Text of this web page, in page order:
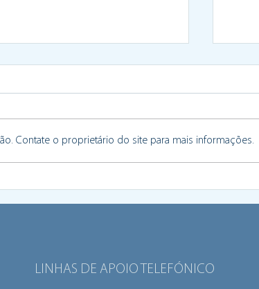
Contate o proprietário do site para mais informações.
LINHAS DE APOIO TELEFÓNICO